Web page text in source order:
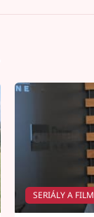
SERIÁLY A